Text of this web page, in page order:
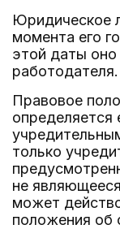
Юридическое
момента его
этой даты
работодателя.
Правовое
определяется
только
не
может
положения об